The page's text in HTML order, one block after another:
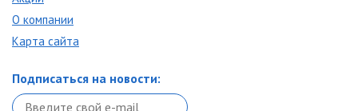
О компании
Карта сайта
Подписаться на новости: